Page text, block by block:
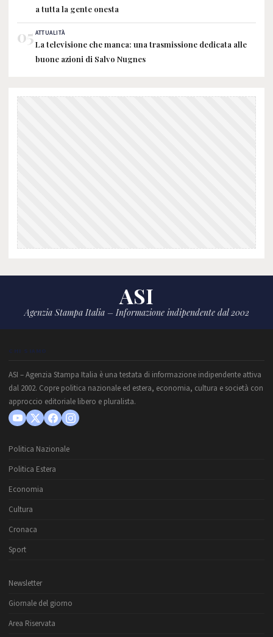
a tutta la gente onesta
05 ATTUALITÀ
La televisione che manca: una trasmissione dedicata alle
buone azioni di Salvo Nugnes
ASI
Agenzia Stampa Italia – Informazione indipendente dal 2002
CHI SIAMO
ASI – Agenzia Stampa Italia è una testata di informazione indipendente attiva
dal 2002. Copre politica nazionale ed estera, economia, cultura e società con
approccio editoriale libero e pluralista.
Politica Nazionale
Politica Estera
Economia
Cultura
Cronaca
Sport
Newsletter
Giornale del giorno
Area Riservata